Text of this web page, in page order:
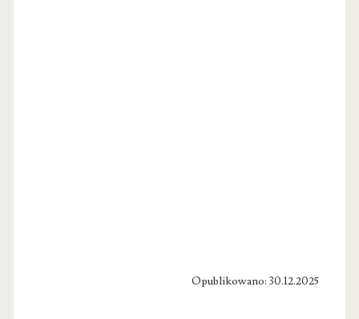
Opublikowano: 30.12.2025